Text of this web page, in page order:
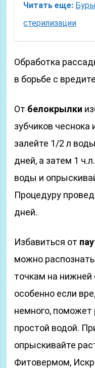
Читать еще:
стерилизации
Обработка
в борьбе с
От белокрылки
зубчиков чеснока
залейте 1/2 л
дней, а затем 1
воды и
Процедуру
дней.
Избавиться от
можно
точкам на нижней
особенно если
немного, поможет
простой водой.
опрыскивайте
Фитовермом,